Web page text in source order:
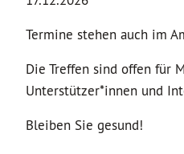
Termine stehen auch im
Die Treffen sind offen für
Unterstützer*innen und
Bleiben Sie gesund!